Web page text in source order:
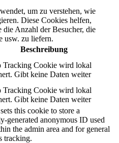
um zu verstehen, wie
Diese Cookies helfen,
Anzahl der Besucher, die
usw. zu liefern.
Beschreibung
Tracking Cookie wird lokal
Gibt keine Daten weiter
Tracking Cookie wird lokal
Gibt keine Daten weiter
this cookie to store a
generated anonymous ID used
the admin area and for general
tracking.